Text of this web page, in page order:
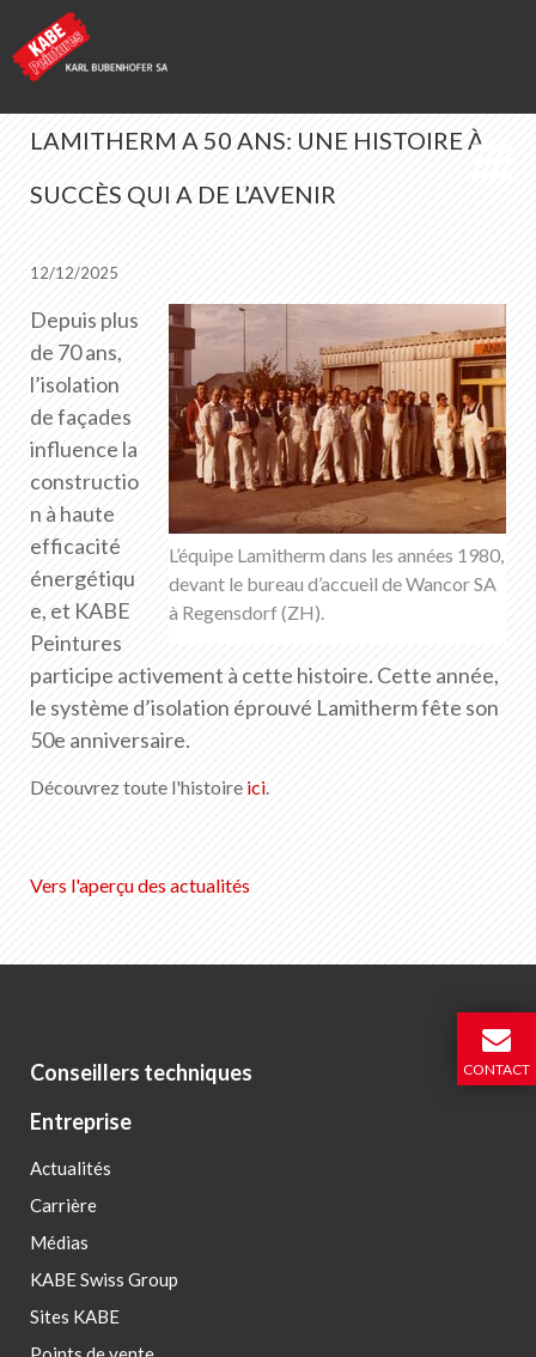
Kabe Peintures
News
Liste des favoris 0
Portrait de KABE Peintures
Téléchargements
Points de vente
DE
FR EN
LAMITHERM A 50 ANS: UNE HISTOIRE À
SUCCÈS QUI A DE L’AVENIR
12/12/2025
L’équipe Lamitherm dans les années 1980,
devant le bureau d’accueil de Wancor SA
à Regensdorf (ZH).
Depuis plus
de 70 ans,
l’isolation
de façades
influence la
constructio
n à haute
efficacité
énergétiqu
e, et KABE
Peintures
participe activement à cette histoire. Cette année,
le système d’isolation éprouvé Lamitherm fête son
50e anniversaire.
Découvrez toute l'histoire ici.
Vers l'aperçu des actualités
Conseillers techniques
Entreprise
Actualités
Carrière
Médias
KABE Swiss Group
Sites KABE
CONTACT